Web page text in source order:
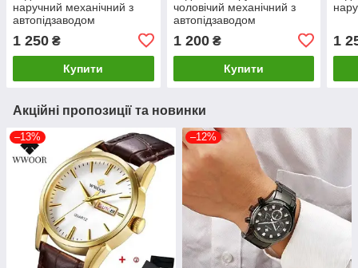
наручний механічний з
автопідзаводом
1 250 ₴
Купити
чоловічий механічний з
автопідзаводом
1 200₴
Купити
1
Акційні пропозиції та новинки
–13% –12%